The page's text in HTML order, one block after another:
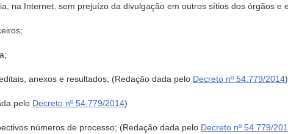
na Internet, sem prejuízo da divulgação em outros sítios dos órgãos e
anexos e resultados; (Redação dada pelo Decreto nº 54.779/2014)
pelo Decreto nº 54.779/2014)
números de processo; (Redação dada pelo Decreto nº 54.779/